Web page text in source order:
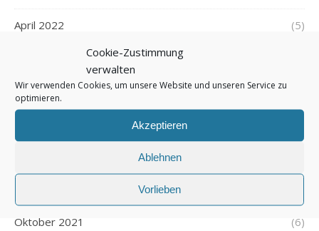
Cookie-Zustimmung
verwalten
Wir verwenden Cookies, um unsere Website und unseren Service zu
optimieren.
Akzeptieren
Ablehnen
Vorlieben
April 2022 (5)
Februar 2022
Oktober 2021 (6)